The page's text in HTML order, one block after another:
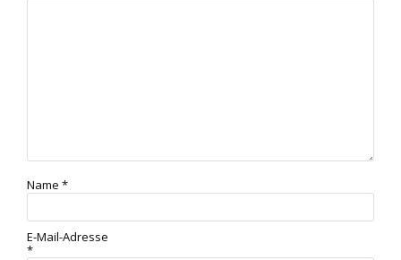
Name *
E-Mail-Adresse
*